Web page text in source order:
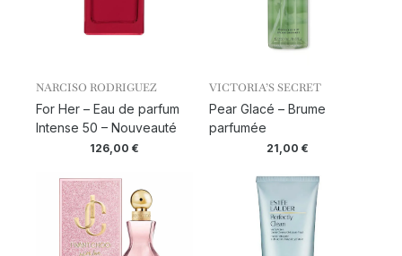
NARCISO RODRIGUEZ
For Her – Eau de parfum
Intense 50 – Nouveauté
126,00€
VICTORIA’S SECRET
Pear Glacé – Brume
parfumée
21,00 €